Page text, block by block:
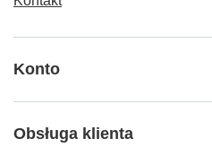
Konto
Obsługa klienta